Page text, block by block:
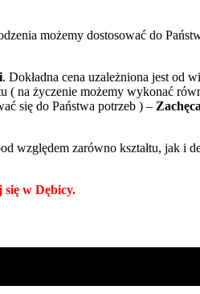
możemy dostosować do
. Dokładna cena uzależniona jest od
( na życzenie możemy wykonać
się do Państwa potrzeb ) –
względem zarówno kształtu, jak i
w Dębicy.